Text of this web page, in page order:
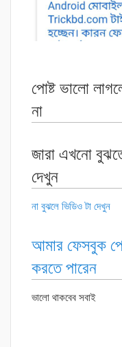
পোষ্ট ভালো
না
জারা এখনো
দেখুন
না বুঝলে ভিডিও টা দেখুন
আমার ফেসবুক
করতে পারেন
ভালো থাকবেব সবাই